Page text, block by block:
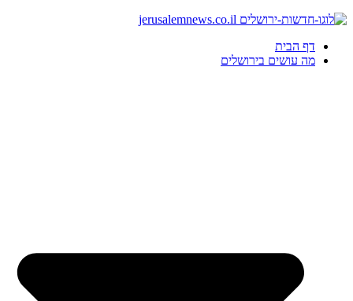
דף הבית
מה עושים בירושלים